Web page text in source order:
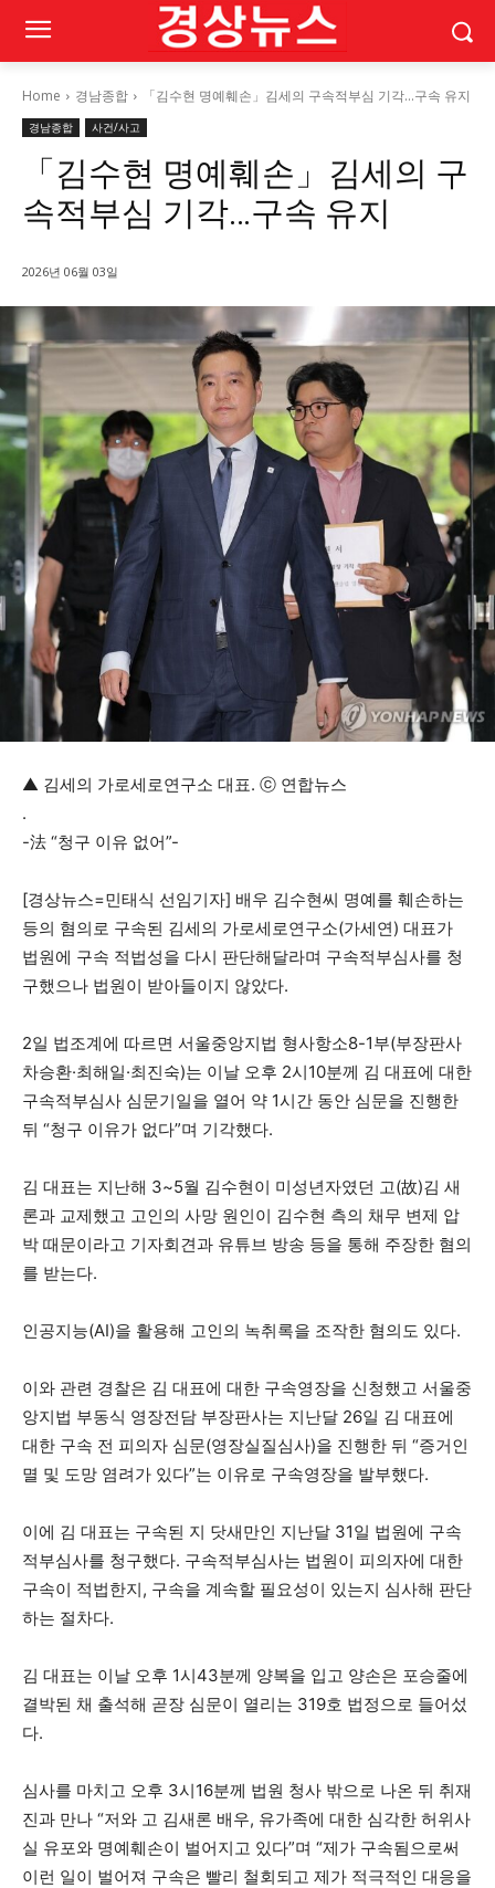
Home 경남종합 「김수현 명예훼손」김세의 구속적부심 기각…구속 유지
경남종합 사건/사고
「김수현 명예훼손」김세의 구
속적부심 기각…구속 유지
2026년 06월 03일
▲ 김세의 가로세로연구소 대표. ⓒ 연합뉴스
.
-法 “청구 이유 없어”-
[경상뉴스=민태식 선임기자] 배우 김수현씨 명예를 훼손하는
등의 혐의로 구속된 김세의 가로세로연구소(가세연) 대표가
법원에 구속 적법성을 다시 판단해달라며 구속적부심사를 청
구했으나 법원이 받아들이지 않았다.
2일 법조계에 따르면 서울중앙지법 형사항소8-1부(부장판사
차승환·최해일·최진숙)는 이날 오후 2시10분께 김 대표에 대한
구속적부심사 심문기일을 열어 약 1시간 동안 심문을 진행한
뒤 “청구 이유가 없다”며 기각했다.
김 대표는 지난해 3~5월 김수현이 미성년자였던 고(故)김 새
론과 교제했고 고인의 사망 원인이 김수현 측의 채무 변제 압
박 때문이라고 기자회견과 유튜브 방송 등을 통해 주장한 혐의
를 받는다.
인공지능(AI)을 활용해 고인의 녹취록을 조작한 혐의도 있다.
이와 관련 경찰은 김 대표에 대한 구속영장을 신청했고 서울중
앙지법 부동식 영장전담 부장판사는 지난달 26일 김 대표에
대한 구속 전 피의자 심문(영장실질심사)을 진행한 뒤 “증거인
멸 및 도망 염려가 있다”는 이유로 구속영장을 발부했다.
이에 김 대표는 구속된 지 닷새만인 지난달 31일 법원에 구속
적부심사를 청구했다. 구속적부심사는 법원이 피의자에 대한
구속이 적법한지, 구속을 계속할 필요성이 있는지 심사해 판단
하는 절차다.
김 대표는 이날 오후 1시43분께 양복을 입고 양손은 포승줄에
결박된 채 출석해 곧장 심문이 열리는 319호 법정으로 들어섰
다.
심사를 마치고 오후 3시16분께 법원 청사 밖으로 나온 뒤 취재
진과 만나 “저와 고 김새론 배우, 유가족에 대한 심각한 허위사
실 유포와 명예훼손이 벌어지고 있다”며 “제가 구속됨으로써
이런 일이 벌어져 구속은 빨리 철회되고 제가 적극적인 대응을